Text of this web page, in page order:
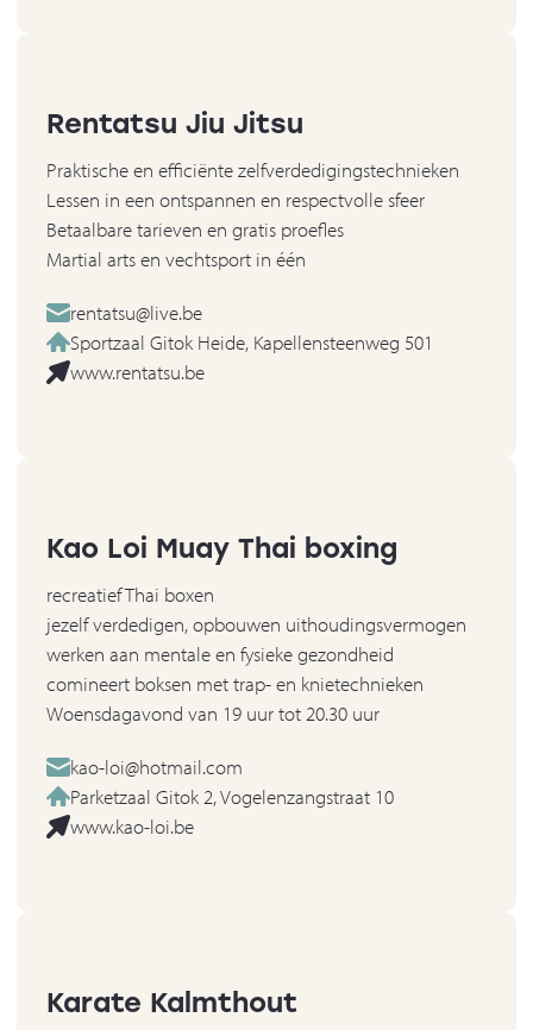
Rentatsu Jiu Jitsu
Praktische en efficiënte zelfverdedigingstechnieken
Lessen in een ontspannen en respectvolle sfeer
Betaalbare tarieven en gratis proefles
Martial arts en vechtsport in één
rentatsu@live.be
Sportzaal Gitok Heide, Kapellensteenweg 501
www.rentatsu.be
Kao Loi Muay Thai boxing
recreatief Thai boxen
jezelf verdedigen, opbouwen uithoudingsvermogen
werken aan mentale en fysieke gezondheid
comineert boksen met trap- en knietechnieken
Woensdagavond van 19 uur tot 20.30 uur
kao-loi@hotmail.com
Parketzaal Gitok 2, Vogelenzangstraat 10
www.kao-loi.be
Karate Kalmthout